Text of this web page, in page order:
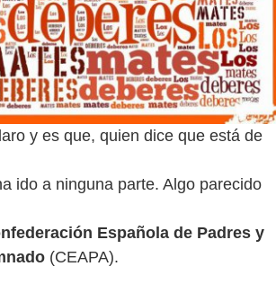
y es que, quien dice que está de
ido a ninguna parte. Algo parecido
Española de Padres y
(CEAPA).